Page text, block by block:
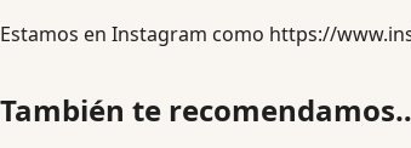
Estamos en Instagram como https://
También te